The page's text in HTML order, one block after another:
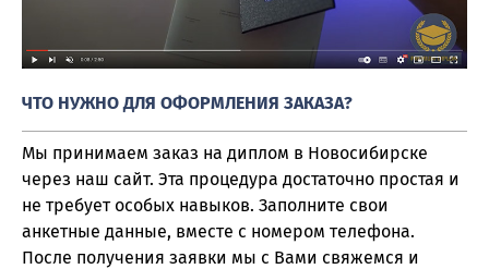
ЧТО НУЖНО ДЛЯ ОФОРМЛЕНИЯ ЗАКАЗА?
Мы принимаем заказ на диплом в Новосибирске
через наш сайт. Эта процедура достаточно простая и
не требует особых навыков. Заполните свои
анкетные данные, вместе с номером телефона.
После получения заявки мы с Вами свяжемся и